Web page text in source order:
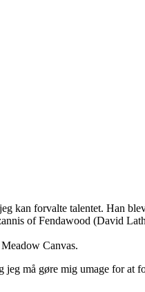
kan forvalte talentet. Han
of Fendawood (David
Canvas.
må gøre mig umage for